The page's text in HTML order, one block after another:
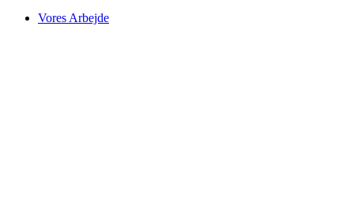
Vores Arbejde